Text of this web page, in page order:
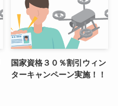
国家資格３０％割引ウィン
ターキャンペーン実施！！